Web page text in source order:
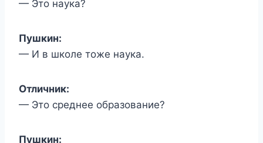
— Это наука?
Пушкин:
— И в школе тоже наука.
Отличник:
— Это среднее образование?
Пушкин: